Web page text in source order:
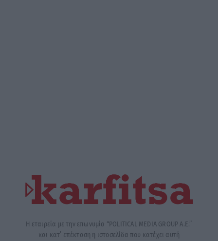
Η εταιρεία με την επωνυμία “POLITICAL MEDIA GROUP A.E.”
και κατ’ επέκταση η ιστοσελίδα που κατέχει αυτή